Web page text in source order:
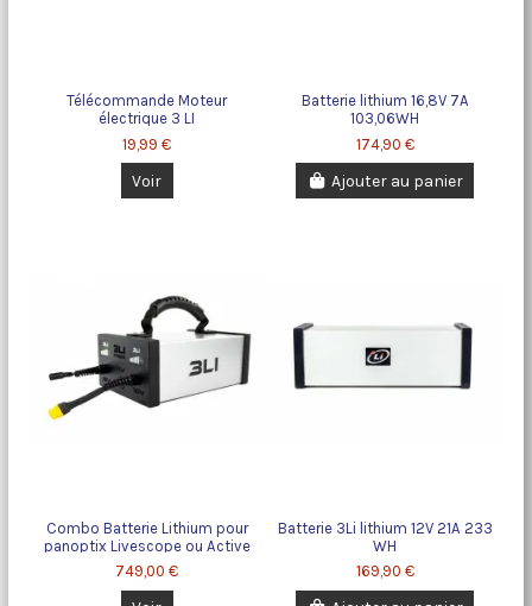
Télécommande Moteur
électrique 3 LI
19,99 €
Voir
Batterie lithium 16,8V 7A
103,06WH
174,90 €
Ajouter au panier
Combo Batterie Lithium pour
panoptix Livescope ou Active
target
749,00 €
Batterie 3Li lithium 12V 21A 233
WH
169,90 €